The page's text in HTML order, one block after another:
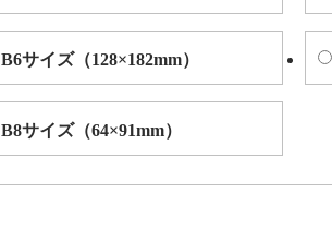
B6サイズ（128×182mm）
B8サイズ（64×91mm）